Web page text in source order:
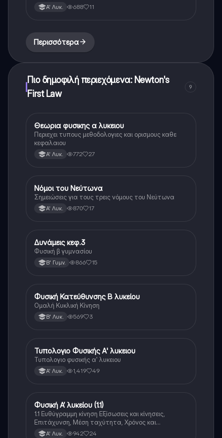
Α' Λυκ. 688 11
Περισσότερα
Πιο δημοφιλή περιεχόμενα: Newton's
First Law
9
Φυσική
Θεωρια φυσικης α λυκειου
Περιεχει τυπους μεθοδολογιες και ορισμους καθε
κεφαλαιου
Α' Λυκ. 772 27
Φυσική
Νόμοι του Νεύτωνα
Σημειώσεις για τους τρεις νόμους του Νεύτωνα
Α' Λυκ. 870 17
Φυσική
Δυνάμεις κεφ.3
Φυσική β γυμνασίου
Β' Γυμν. 866 15
Φυσική (Θετ.)
Φυσική Κατεύθυνσης Β λυκείου
Ομαλή Κυκλική Κίνηση
Β' Λυκ. 569 3
Φυσική
Τυπολογιο Φυσικής Α' λυκειου
Τυπολογιο φυσικής α' λυκειου
Α' Λυκ. 1,419 49
Φυσική
Φυσική Α’ λυκείου (1.1)
1.1 Ευθύγραμμη κίνηση Εξίσωσεις και κίνησεις,
Επιτάχυνση, Μέση ταχύτητα, Χρόνος και
μετατόπιση, Τυπολογιο Κεφαλαίου
Α' Λυκ. 942 24